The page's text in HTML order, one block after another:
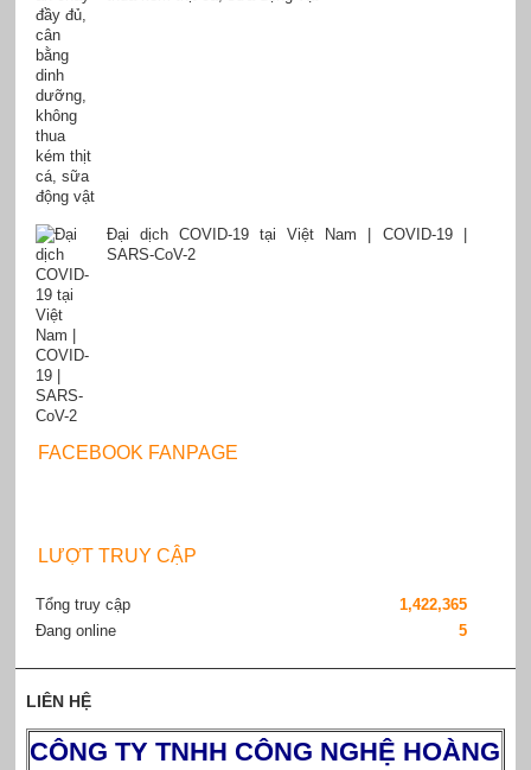
Đại dịch COVID-19 tại Việt Nam | COVID-19 |
SARS-CoV-2
FACEBOOK FANPAGE
LƯỢT TRUY CẬP
Tổng truy cập
1,422,365
Đang online
5
LIÊN HỆ
CÔNG TY TNHH CÔNG NGHỆ HOÀNG